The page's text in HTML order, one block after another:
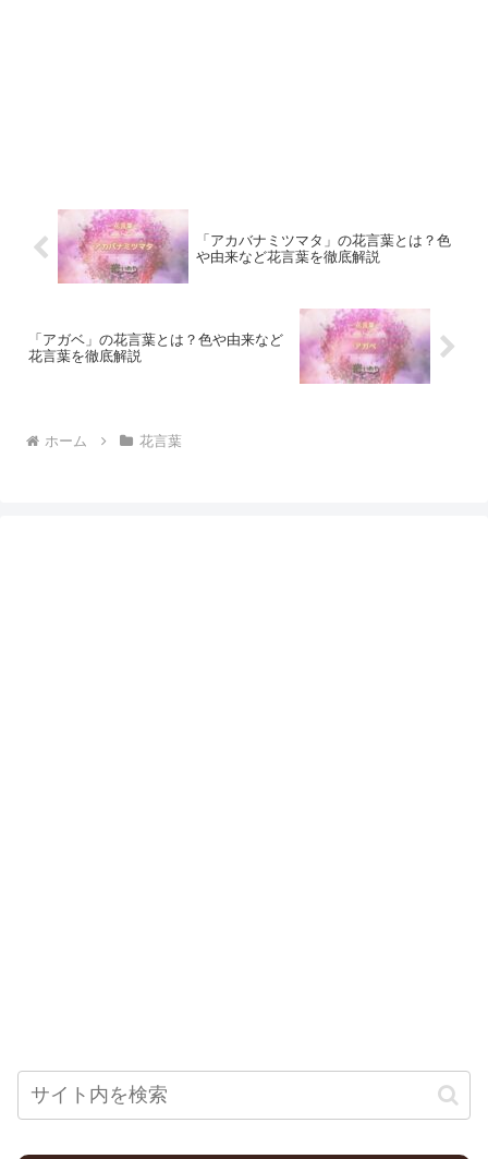
「アカバナミツマタ」の花言葉とは？色
や由来など花言葉を徹底解説
「アガベ」の花言葉とは？色や由来など
花言葉を徹底解説
ホーム 花言葉